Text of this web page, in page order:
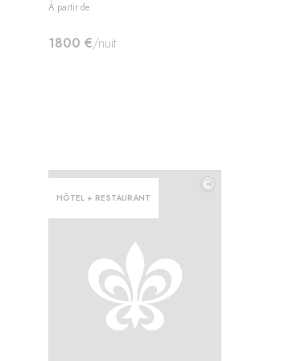
À partir de
1800 €/nuit
HÔTEL + RESTAURANT
©